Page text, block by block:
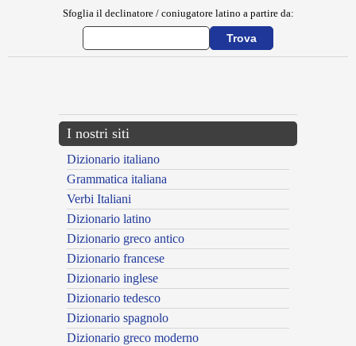
Sfoglia il declinatore / coniugatore latino a partire da:
I nostri siti
Dizionario italiano
Grammatica italiana
Verbi Italiani
Dizionario latino
Dizionario greco antico
Dizionario francese
Dizionario inglese
Dizionario tedesco
Dizionario spagnolo
Dizionario greco moderno